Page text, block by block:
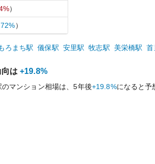
）
）
ろまち駅 儀保駅 安里駅 牧志駅 美栄橋駅 首
は +19.8%
のマンション相場は、5年後+19.8%になると予